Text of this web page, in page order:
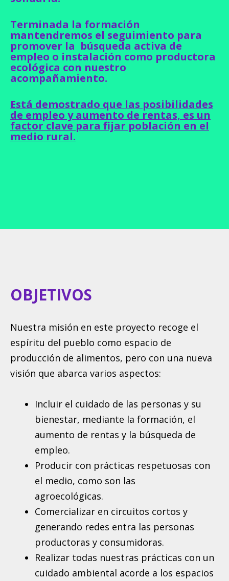
Terminada la formación
mantendremos el seguimiento para
promover la búsqueda activa de
empleo o instalación como productora
ecológica con nuestro
acompañamiento.
Está demostrado que las posibilidades
de empleo y aumento de rentas, es un
factor clave para fijar población en el
medio rural.
OBJETIVOS
Nuestra misión en este proyecto recoge el
espíritu del pueblo como espacio de
producción de alimentos, pero con una nueva
visión que abarca varios aspectos:
Incluir el cuidado de las personas y su
bienestar, mediante la formación, el
aumento de rentas y la búsqueda de
empleo.
Producir con prácticas respetuosas con
el medio, como son las
agroecológicas.
Comercializar en circuitos cortos y
generando redes entra las personas
productoras y consumidoras.
Realizar todas nuestras prácticas con un
cuidado ambiental acorde a los espacios